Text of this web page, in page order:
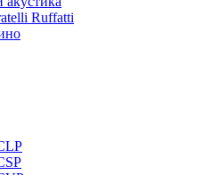
Ruffatti